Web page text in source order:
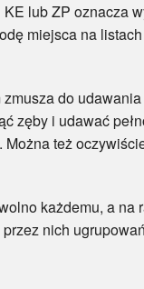
lub ZP oznacza
miejsca na
do udawania
zęby i udawać
też
każdemu, a na
nich